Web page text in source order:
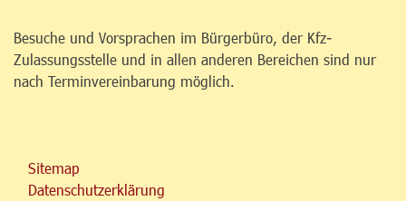
Besuche und Vorsprachen im Bürgerbüro, der Kfz-
Zulassungsstelle und in allen anderen Bereichen sind nur
nach Terminvereinbarung möglich.
Sitemap
Datenschutzerklärung